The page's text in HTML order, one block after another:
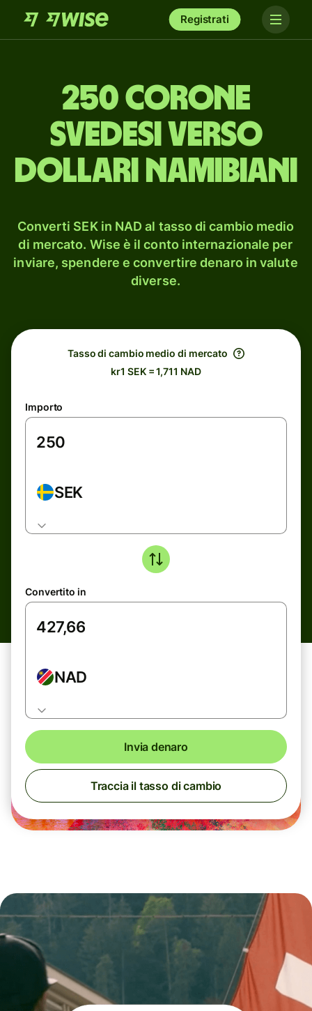
Registrati
250 corone
svedesi verso
dollari namibiani
Converti SEK in NAD al tasso di cambio medio
di mercato. Wise è il conto internazionale per
inviare, spendere e convertire denaro in valute
diverse.
Tasso di cambio medio di mercato
kr1 SEK = 1,711 NAD
Importo
SEK
Convertito in
NAD
Invia denaro
Traccia il tasso di cambio